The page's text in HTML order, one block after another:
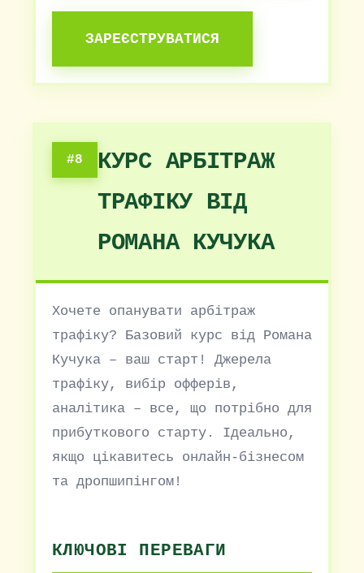
ЗАРЕЄСТРУВАТИСЯ
#8
КУРС АРБІТРАЖ
ТРАФІКУ ВІД
РОМАНА КУЧУКА
Хочете опанувати арбітраж
трафіку? Базовий курс від Романа
Кучука – ваш старт! Джерела
трафіку, вибір офферів,
аналітика – все, що потрібно для
прибуткового старту. Ідеально,
якщо цікавитесь онлайн-бізнесом
та дропшипінгом!
КЛЮЧОВІ ПЕРЕВАГИ